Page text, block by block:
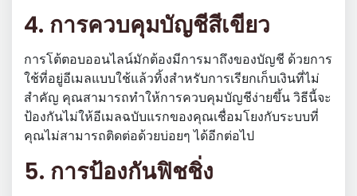
4. การควบคุมบัญชีสีเขียว
การโต้ตอบออนไลน์มักต้องมีการมาถึงของบัญชี ด้วยการ
ใช้ที่อยู่อีเมลแบบใช้แล้วทิ้งสำหรับการเรียกเก็บเงินที่ไม่
สำคัญ คุณสามารถทำให้การควบคุมบัญชีง่ายขึ้น วิธีนี้จะ
ป้องกันไม่ให้อีเมลฉบับแรกของคุณเชื่อมโยงกับระบบที่
คุณไม่สามารถติดต่อด้วยบ่อยๆ ได้อีกต่อไป
5. การป้องกันฟิชชิ่ง